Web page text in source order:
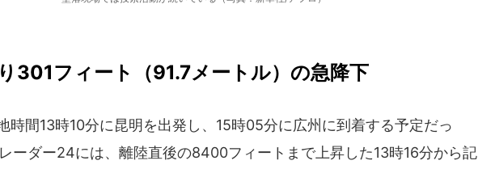
301フィート（91.7メートル）の急降下
時間13時10分に昆明を出発し、15時05分に広州に到着する予定だっ
ーダー24には、離陸直後の8400フィートまで上昇した13時16分から記